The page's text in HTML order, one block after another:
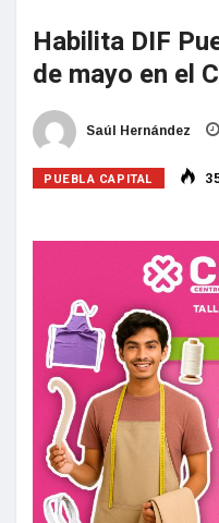
Habilita DIF
de mayo en el
Saúl Hernández
PUEBLA CAPITAL